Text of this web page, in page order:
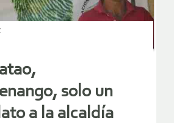
solo un
a la alcaldía